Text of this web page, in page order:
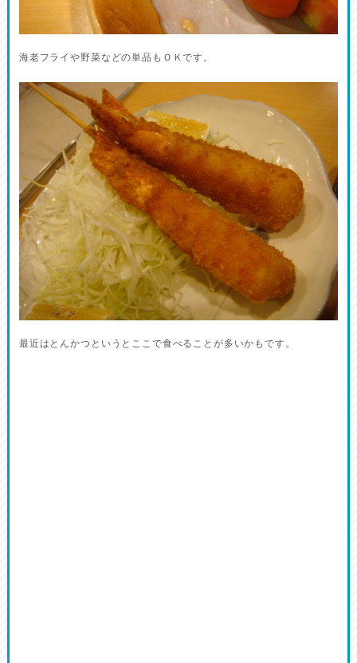
海老フライや野菜などの単品もＯＫです。
最近はとんかつというとここで食べることが多いかもです。